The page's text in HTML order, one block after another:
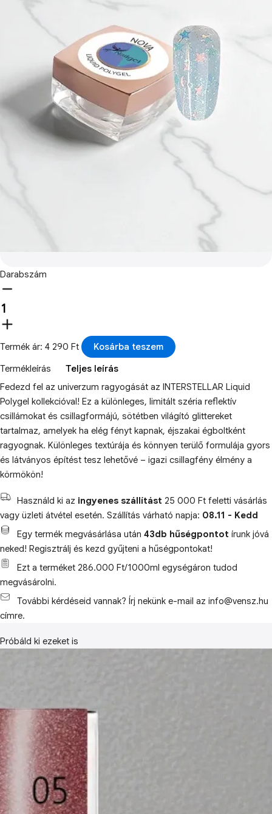
Darabszám
Termék ár: 4 290 Ft
Kosárba teszem
Termékleírás
Teljes leírás
Fedezd fel az univerzum ragyogását az INTERSTELLAR Liquid
Polygel kollekcióval! Ez a különleges, limitált széria reflektív
csillámokat és csillagformájú, sötétben világító glittereket
tartalmaz, amelyek ha elég fényt kapnak, éjszakai égboltként
ragyognak. Különleges textúrája és könnyen terülő formulája gyors
és látványos építést tesz lehetővé – igazi csillagfény élmény a
körmökön!
Használd ki az ingyenes szállítást 25 000 Ft feletti vásárlás
vagy üzleti átvétel esetén. Szállítás várható napja: 08.11 - Kedd
Egy termék megvásárlása után 43db hűségpontot írunk jóvá
neked! Regisztrálj és kezd gyűjteni a hűségpontokat!
Ezt a terméket 286.000 Ft/1000ml egységáron tudod
megvásárolni.
További kérdéseid vannak? Írj nekünk e-mail az info@vensz.hu
címre.
Próbáld ki ezeket is